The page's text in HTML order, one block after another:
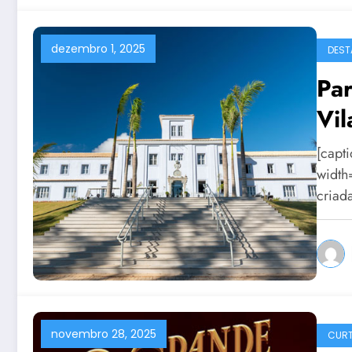
dezembro 1, 2025
novembro 28, 2025